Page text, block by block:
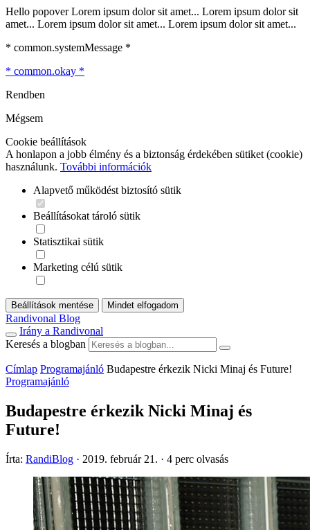
Hello popover Lorem ipsum dolor sit amet... Lorem ipsum dolor sit
amet... Lorem ipsum dolor sit amet... Lorem ipsum dolor sit amet...
* common.systemMessage *
* common.okay *
Rendben
Mégsem
Cookie beállítások
A honlapon a jobb élmény és a biztonság érdekében sütiket (cookie)
használunk. További információk
Alapvető működést biztosító sütik
Beállításokat tároló sütik
Statisztikai sütik
Marketing célú sütik
Beállítások mentése Mindet elfogadom
Randivonal Blog
Irány a Randivonal
Keresés a blogban
Címlap Programajánló Budapestre érkezik Nicki Minaj és Future!
Programajánló
Budapestre érkezik Nicki Minaj és
Future!
Írta: RandiBlog · 2019. február 21. · 4 perc olvasás